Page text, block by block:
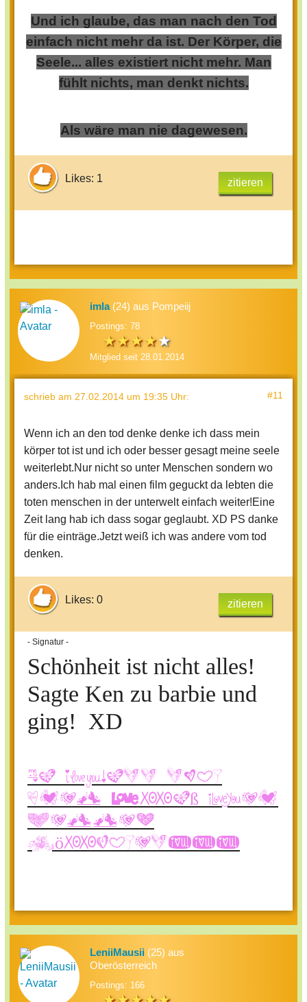
Und ich glaube, das man nach den Tod
einfach nicht mehr da ist. Der Körper, die
Seele... alles existiert nicht mehr. Man
fühlt nichts, man denkt nichts.
Als wäre man nie dagewesen.
Likes: 1 zitieren
imla(24) aus Pompeiij
Postings: 78
Mitglied seit 28.01.2014
schrieb am 27.02.2014 um 19:35 Uhr: #11
Wenn ich an den tod denke denke ich dass mein
körper tot ist und ich oder besser gesagt meine seele
weiterlebt.Nur nicht so unter Menschen sondern wo
anders.Ich hab mal einen film geguckt da lebten die
toten menschen in der unterwelt einfach weiter!Eine
Zeit lang hab ich dass sogar geglaubt. XD PS danke
für die einträge.Jetzt weiß ich was andere vom tod
denken.
Likes: 0 zitieren
- Signatur -
Schönheit ist nicht alles!
Sagte Ken zu barbie und
ging! XD
Na dann noch
viel Spaß bei
Helles
Köpfchen!!!
LeniiMausii (25) aus
Oberösterreich
Postings: 166